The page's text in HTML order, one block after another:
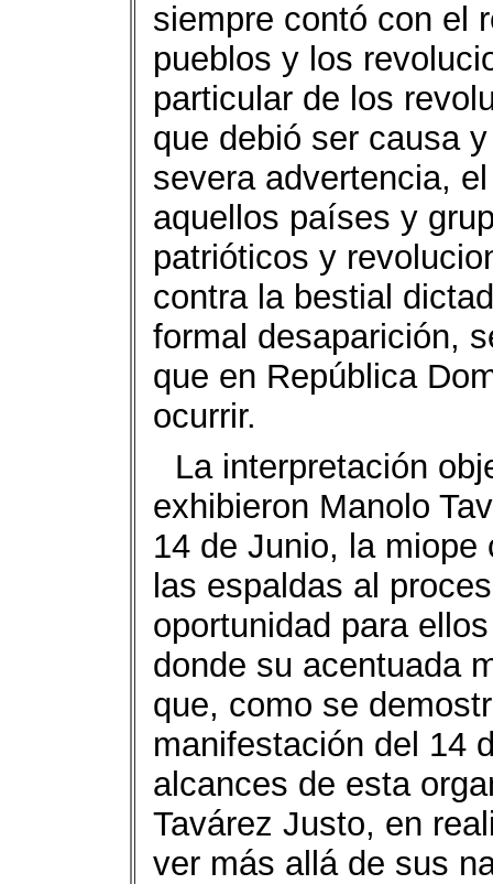
siempre contó con el
pueblos y los
particular de los
que debió ser causa
severa advertencia,
aquellos países y
patrióticos y
contra la bestial
formal desaparición,
que en República
ocurrir.
La interpretación
exhibieron Manolo
14 de Junio, la
las espaldas al
oportunidad para
donde su acentuada
que, como se
manifestación del 14
alcances de esta
Tavárez Justo, en
ver más allá de sus